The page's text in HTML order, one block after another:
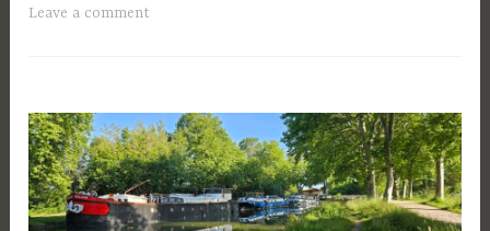
Leave a comment